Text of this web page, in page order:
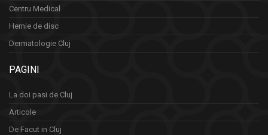
Centru Medical
Hernie de disc
Dermatologie Cluj
PAGINI
La doi pasi de Cluj
Articole
De Facut in Cluj